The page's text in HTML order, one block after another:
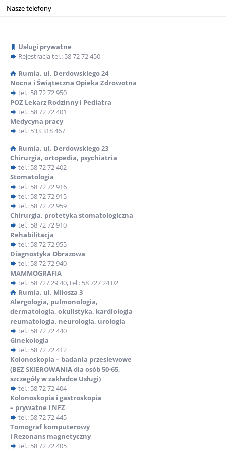
Nowa usługa wsparcia diagnostycznego dla dzieci
– ADOS -2 diagnoza w kierunku spektrum
Pomagamy rodzicom w zrozumieniu dzieci
W naszej placówce oferujemy kompleksową diagnozę w
kierunku spektrum autyzmu u dzieci, prowadzoną przez
certyfikowanego diagnostę ADOS-2 - Aleksandrę Kanię.
Oferujemy:
Profesjonalną diagnozę przeprowadzoną w przyjaznym
otoczeniu,
Diagnozę przeprowadzoną przez wykwalifikowanego
diagnostę,
Diagnozę w oparciu o protokół obserwacji, który można
stosować już od 12. miesiąca życia dziecka.
Pomoc w lepszym zrozumieniu potrzeb dziecka
przystępną i transparentną cenę, która łączy wysoką jakość
diagnostyki z dbałością o rodzinny budżet
Dlaczego warto?
Wczesna diagnoza umożliwia szybkie rozpoczęcie
odpowiedniej terapii.
Otrzymujesz jasne wskazówki jak wspierać rozwój swojego
dziecka w codziennym życiu
Zobacz nasz plakat informacyjny
znajdziesz w nim najważniejsze informację o objawach spektrum
autyzmu. Jeśli zauważyłeś u swojego dziecka niepokojące objawy
lub chcesz rozwiać wątpliwości, skontaktuj się z nami i umów
Nasze telefony
Usługi prywatne
Rejestracja tel.: 58 72 72 450
Rumia, ul. Derdowskiego 24
Nocna i Świąteczna Opieka Zdrowotna
tel.: 58 72 72 950
POZ Lekarz Rodzinny i Pediatra
tel.: 58 72 72 401
Medycyna pracy
tel.: 533 318 467
Rumia, ul. Derdowskiego 23
Chirurgia, ortopedia, psychiatria
tel.: 58 72 72 402
Stomatologia
tel.: 58 72 72 916
tel.: 58 72 72 915
tel.: 58 72 72 959
Chirurgia, protetyka stomatologiczna
tel.: 58 72 72 910
Rehabilitacja
tel.: 58 72 72 955
Diagnostyka Obrazowa
tel.: 58 72 72 940
MAMMOGRAFIA
tel.: 58 727 29 40,tel.: 58 727 24 02
Rumia, ul. Miłosza 3
Alergologia, pulmonologia,
dermatologia, okulistyka, kardiologia
reumatologia, neurologia, urologia
tel.: 58 72 72 440
Ginekologia
tel.: 58 72 72 412
Kolonoskopia – badania przesiewowe
(BEZ SKIEROWANIA dla osób 50-65,
szczegóły w zakładce Usługi)
tel.: 58 72 72 404
Kolonoskopia i gastroskopia
– prywatne i NFZ
tel.: 58 72 72 445
Tomograf komputerowy
i Rezonans magnetyczny
tel.: 58 72 72 405